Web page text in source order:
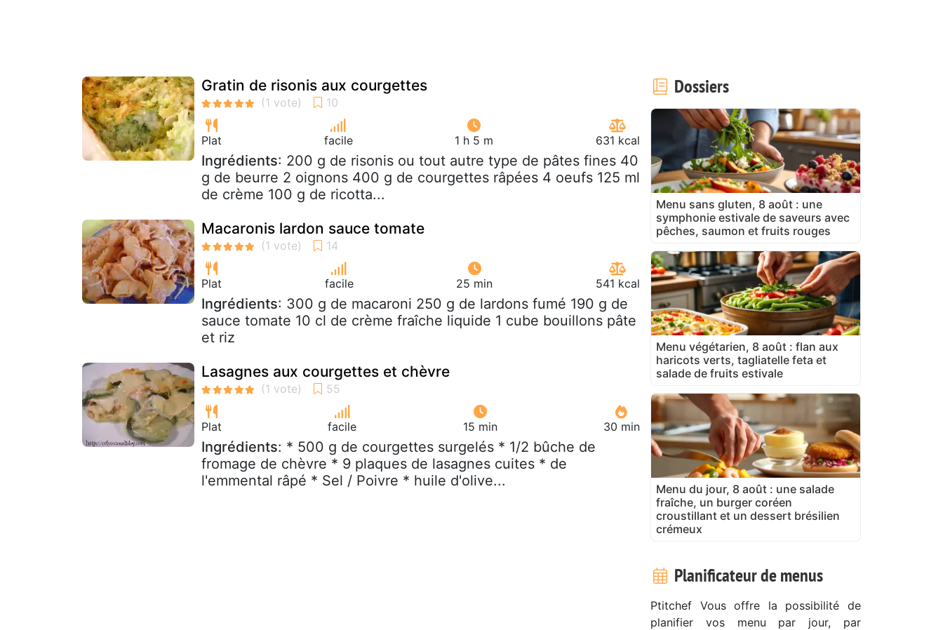
Gratin de risonis aux courgettes
Plat facile 1 h 5 m 631 kcal
Ingrédients: 200 g de risonis ou tout autre type de pâtes fines 40
g de beurre 2 oignons 400 g de courgettes râpées 4 oeufs 125 ml
de crème 100 g de ricotta...
Macaronis lardon sauce tomate
Plat facile 25 min 541 kcal
Ingrédients: 300 g de macaroni 250 g de lardons fumé 190 g de
sauce tomate 10 cl de crème fraîche liquide 1 cube bouillons pâte
et riz
Lasagnes aux courgettes et chèvre
Plat facile 15 min 30 min
Ingrédients: * 500 g de courgettes surgelés * 1/2 bûche de
fromage de chèvre * 9 plaques de lasagnes cuites * de
l'emmental râpé * Sel / Poivre * huile d'olive...
Dossiers
Menu sans gluten, 8 août : une
symphonie estivale de saveurs avec
pêches, saumon et fruits rouges
Menu végétarien, 8 août : flan aux
haricots verts, tagliatelle feta et
salade de fruits estivale
Menu du jour, 8 août : une salade
fraîche, un burger coréen
croustillant et un dessert brésilien
crémeux
Planificateur de menus
Ptitchef Vous offre la possibilité de
planifier vos menu par jour, par